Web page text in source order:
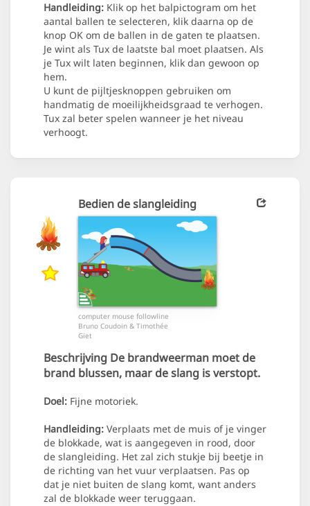
Handleiding: Klik op het balpictogram om het
aantal ballen te selecteren, klik daarna op de
knop OK om de ballen in de gaten te plaatsen.
Je wint als Tux de laatste bal moet plaatsen. Als
je Tux wilt laten beginnen, klik dan gewoon op
hem.
U kunt de pijltjesknoppen gebruiken om
handmatig de moeilijkheidsgraad te verhogen.
Tux zal beter spelen wanneer je het niveau
verhoogt.
Bedien de slangleiding
computer mouse followline
Bruno Coudoin & Timothée
Giet
Beschrijving De brandweerman moet de
brand blussen, maar de slang is verstopt.
Doel: Fijne motoriek.
Handleiding: Verplaats met de muis of je vinger
de blokkade, wat is aangegeven in rood, door
de slangleiding. Het zal zich stukje bij beetje in
de richting van het vuur verplaatsen. Pas op
dat je niet buiten de slang komt, want anders
zal de blokkade weer teruggaan.